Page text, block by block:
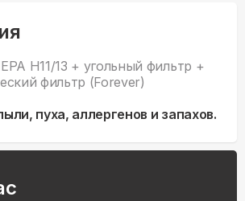
H11/13 + угольный фильтр +
фильтр (Forever)
пуха, аллергенов и запахов.